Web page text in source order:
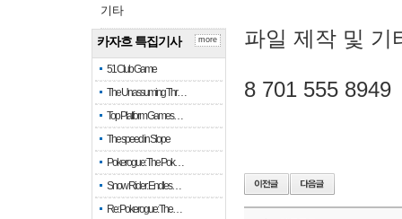
기타
카자흐 특집기사
51 Club Game
The Unassuming Thr…
Top Platform Games…
The speed in Slope
Pokerogue: The Pok…
Snow Rider: Endles…
Re: Pokerogue: The…
more 파일 제작 및 기
8 701 555 8949